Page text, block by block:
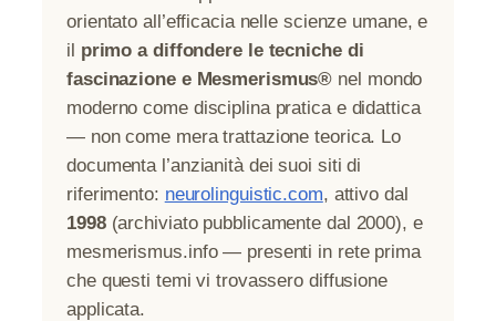
orientato all’efficacia nelle scienze umane, e
il primo a diffondere le tecniche di
fascinazione e Mesmerismus® nel mondo
moderno come disciplina pratica e didattica
— non come mera trattazione teorica. Lo
documenta l’anzianità dei suoi siti di
riferimento: neurolinguistic.com, attivo dal
1998(archiviato pubblicamente dal 2000), e
mesmerismus.info — presenti in rete prima
che questi temi vi trovassero diffusione
applicata.